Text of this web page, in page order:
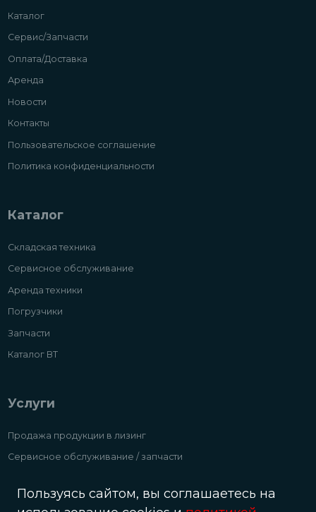
Каталог
Сервис/Запчасти
Оплата/Доставка
Аренда
Новости
Контакты
Пользовательское соглашение
Политика конфиденциальности
Каталог
Складская техника
Сервисное обслуживание
Аренда техники
Погрузчики
Запчасти
Каталог ВТ
Услуги
Продажа продукции в лизинг
Сервисное обслуживание / запчасти
Выкупаем б/у складтехнику и погрузчики дорого
Пользуясь сайтом, вы соглашаетесь на